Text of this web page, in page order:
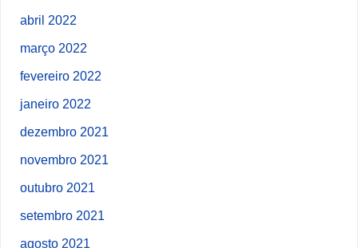
abril 2022
março 2022
fevereiro 2022
janeiro 2022
dezembro 2021
novembro 2021
outubro 2021
setembro 2021
agosto 2021